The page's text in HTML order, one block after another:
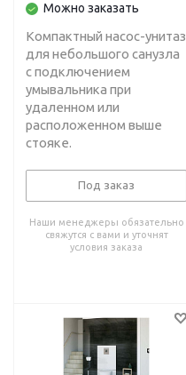
Можно заказать
Компактный насос-унитаз
для небольшого санузла
с подключением
умывальника при
удаленном или
расположенном выше
стояке.
Под заказ
Наши менеджеры обязательно
свяжутся с вами и уточнят
условия заказа